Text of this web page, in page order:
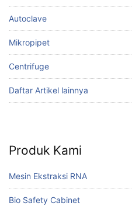
Autoclave
Mikropipet
Centrifuge
Daftar Artikel lainnya
Produk Kami
Mesin Ekstraksi RNA
Bio Safety Cabinet